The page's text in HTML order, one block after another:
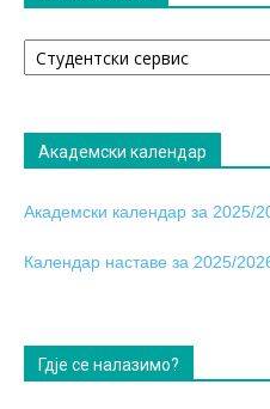
Огласна
табла
Академски календар
Академски календар за 2025/
Календар наставе за 2025/
Гдје се налазимо?